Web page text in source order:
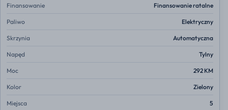
Finansowanie Finansowanie ratalne
Paliwo Elektryczny
Skrzynia Automatyczna
Napęd Tylny
Moc 292 KM
Kolor Zielony
Miejsca 5